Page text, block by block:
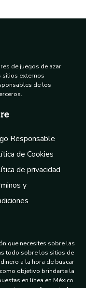
de juegos de azar
sitios externos
de los
Responsable
de Cookies
de privacidad
y
que necesites sobre las
todo sobre los sitios de
a la hora de buscar
objetivo brindarte la
en línea en México.